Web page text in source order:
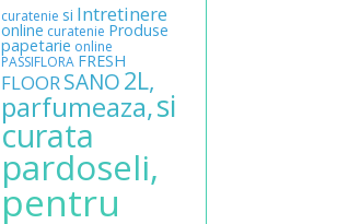
curatenie si Intretinere
online curatenie Produse
papetarie online
PASSIFLORA FRESH
FLOORSANO2L,
parfumeaza,si
curata
pardoseli,
pentru